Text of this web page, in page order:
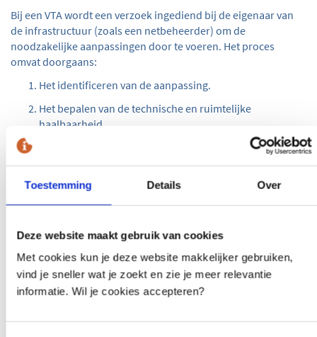
Toestemming Details Over
Deze website maakt gebruik van cookies
Met cookies kun je deze website makkelijker gebruiken,
vind je sneller wat je zoekt en zie je meer relevantie
informatie. Wil je cookies accepteren?
Bij een VTA wordt een verzoek ingediend bij de eigenaar van
de infrastructuur (zoals een netbeheerder) om de
noodzakelijke aanpassingen door te voeren. Het proces
omvat doorgaans:
Het identificeren van de aanpassing.
Het bepalen van de technische en ruimtelijke
haalbaarheid.
verantwoordelijkheden.
Het VTA-proces vereist zorgvuldige afstemming tussen
betrokken partijen, waaronder gemeenten, aannemers en
Wat is een Verzoek tot Maatregel
(VTM)?
specifieke maatregelen om schade aan kabels en leidingen te